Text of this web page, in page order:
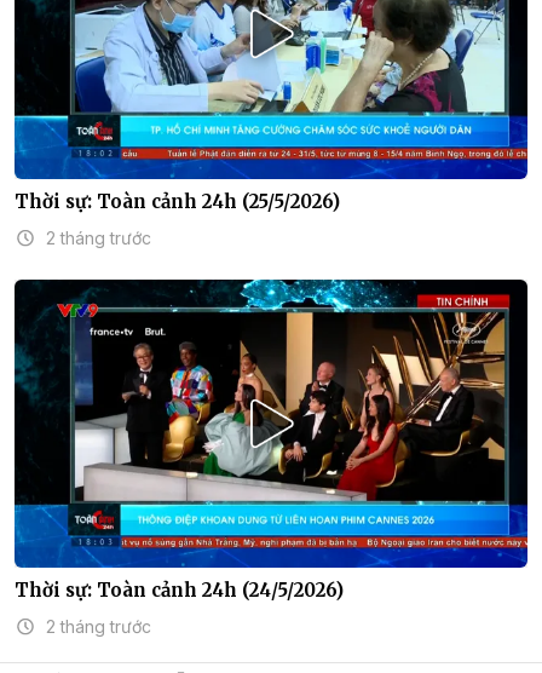
Thời sự: Toàn cảnh 24h (25/5/2026)
2 tháng trước
Thời sự: Toàn cảnh 24h (24/5/2026)
2 tháng trước